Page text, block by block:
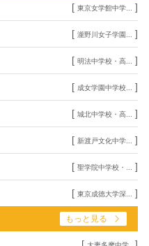
[ 東京女学館中学... ]
[ 瀧野川女子学園... ]
[ 明法中学校・高... ]
[ 成女学園中学校... ]
[ 城北中学校・高... ]
[ 新渡戸文化中学... ]
[ 聖学院中学校・... ]
[ 東京成徳大学深... ]
もっと見る
[ ]